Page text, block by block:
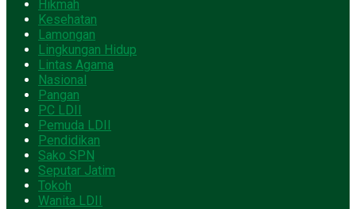
Hikmah
Kesehatan
Lamongan
Lingkungan Hidup
Lintas Agama
Nasional
Pangan
PC LDII
Pemuda LDII
Pendidikan
Sako SPN
Seputar Jatim
Tokoh
Wanita LDII